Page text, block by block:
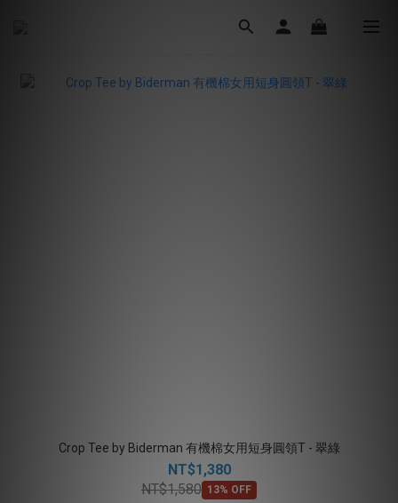
Crop Tee by Biderman 有機棉女用短身圓領T - 翠綠
NT$1,380
NT$1,580 13% OFF